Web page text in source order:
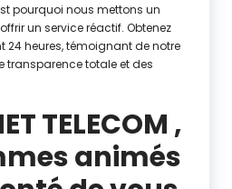
pourquoi nous mettons un
un service réactif. Obtenez
24 heures, témoignant de notre
transparence totale et des
TELECOM ,
animés